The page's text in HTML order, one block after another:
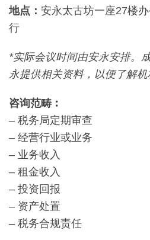
地点： 安永太古坊一座27楼
行
*实际会议时间由安永安排。
永提供相关资料，以便了解机
咨询范畴︰
– 税务局定期审查
– 经营行业或业务
– 业务收入
– 租金收入
– 投资回报
– 资产处置
– 税务合规责任